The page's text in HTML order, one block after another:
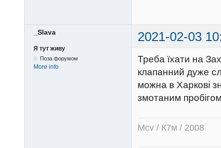
_Slava 2021-02-03
Я тут живу
Поза форумом
More info
Треба їхати на
клапанний дуже
можна в Харкові
змотаним
Mcv / К7м / 2008